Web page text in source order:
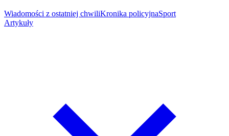
Wiadomości z ostatniej chwiliKronika policyjnaSport
Artykuły